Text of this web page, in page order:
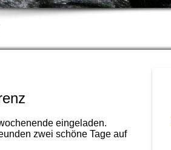
eingeladen.
zwei schöne Tage auf